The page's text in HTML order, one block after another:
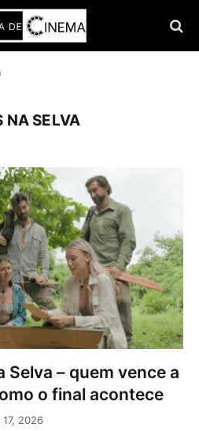
NA SELVA
Selva – quem vence a
o final acontece
2026